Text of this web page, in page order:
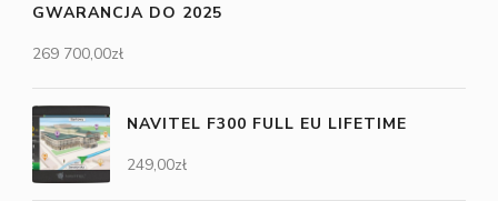
GWARANCJA DO 2025
269 700,00zł
NAVITEL F300 FULL EU LIFETIME
249,00zł